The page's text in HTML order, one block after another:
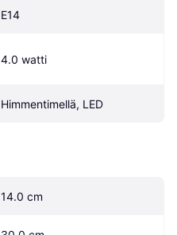
E14
4.0 watti
Himmentimellä, LED
14.0 cm